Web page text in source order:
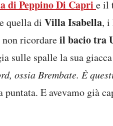
di Peppino Di Capri e il
quella di Villa Isabella, i
ricordareil bacio tra
sulle spalle la sua
ossia Brembate. È
E avevamo già